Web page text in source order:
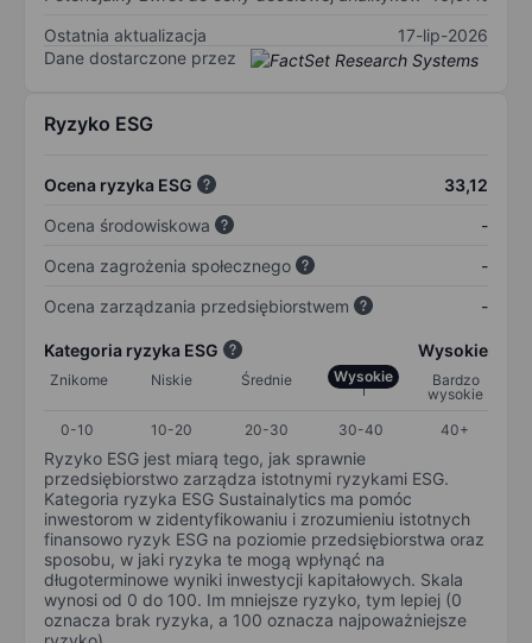
Ostatnia aktualizacja
17-lip-2026
Dane dostarczone przez
Ryzyko ESG
Ocena ryzyka ESG
33,12
Ocena środowiskowa
-
Ocena zagrożenia społecznego
-
Ocena zarządzania przedsiębiorstwem
-
Kategoria ryzyka ESG Wysokie
Znikome Niskie Średnie Wysokie
Bardzo
wysokie
0-10
10-20 20-30 30-40 40+
Ryzyko ESG jest miarą tego, jak sprawnie
przedsiębiorstwo zarządza istotnymi ryzykami ESG.
Kategoria ryzyka ESG Sustainalytics ma pomóc
inwestorom w zidentyfikowaniu i zrozumieniu istotnych
finansowo ryzyk ESG na poziomie przedsiębiorstwa oraz
sposobu, w jaki ryzyka te mogą wpłynąć na
długoterminowe wyniki inwestycji kapitałowych. Skala
wynosi od 0 do 100. Im mniejsze ryzyko, tym lepiej (0
oznacza brak ryzyka, a 100 oznacza najpoważniejsze